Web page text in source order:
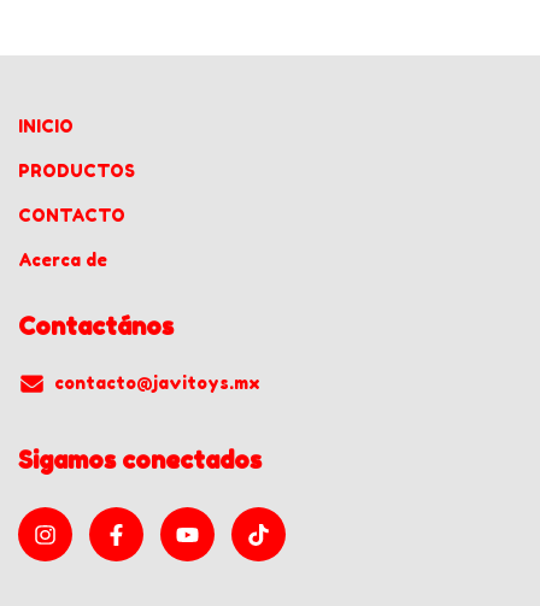
INICIO
PRODUCTOS
CONTACTO
Acerca de
Contactános
contacto@javitoys.mx
Sigamos conectados